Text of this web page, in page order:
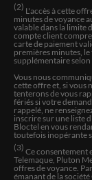
Eliane
J'ai eu un rdv
personne que
connaît très
dialogue. Elle
qui me
moral tout en
coup hier
suite, et chez
je vis en ce
expliqué
comment va
certaines
(2) L'accès à cette
minutes de voyance
valable dans la limite
compte client
carte de paiement
premières minutes, le
supplémentaire selon
Vous nous
cette offre et, si vous
tenterons de vous
fériés si votre
rappelé, ne
inscrire sur une liste
Bloctel en vous
toutefois inopérante
(3) Ce consentement
Telemaque, Pluton
offres de voyance.
émanant de la